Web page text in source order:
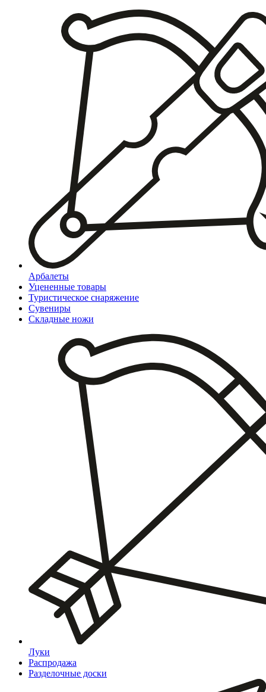
Арбалеты
Уцененные товары
Туристическое снаряжение
Сувениры
Складные ножи
Луки
Распродажа
Разделочные доски